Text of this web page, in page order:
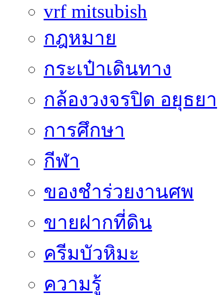
vrf mitsubish
กฎหมาย
กระเป๋าเดินทาง
กล้องวงจรปิด อยุธยา
การศึกษา
กีฬา
ของชำร่วยงานศพ
ขายฝากที่ดิน
ครีมบัวหิมะ
ความรู้